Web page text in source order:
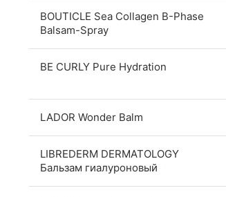
BOUTICLE Sea Collagen B-Phase
Balsam-Spray
BE CURLY Pure Hydration
LADOR Wonder Balm
LIBREDERM DERMATOLOGY
Бальзам гиалуроновый